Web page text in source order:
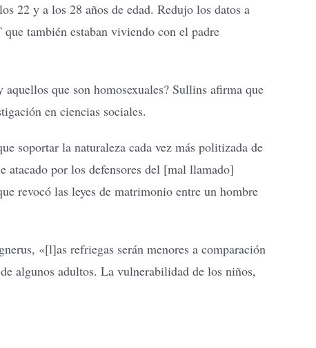
22 y a los 28 años de edad. Redujo los datos a
también estaban viviendo con el padre
que son homosexuales? Sullins afirma que
en ciencias sociales.
soportar la naturaleza cada vez más politizada de
atacado por los defensores del [mal llamado]
revocó las leyes de matrimonio entre un hombre
«[l]as refriegas serán menores a comparación
algunos adultos. La vulnerabilidad de los niños,